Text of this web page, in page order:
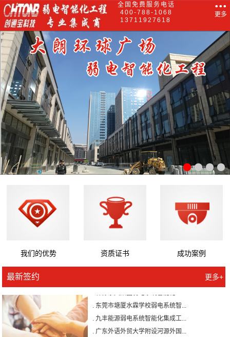
全国免费服务电话
400-788-1068
13711927618
更多
我们的优势 资质证书 成功案例
最新签约 更多+
. 森源家具集团弱电系统智能化工...